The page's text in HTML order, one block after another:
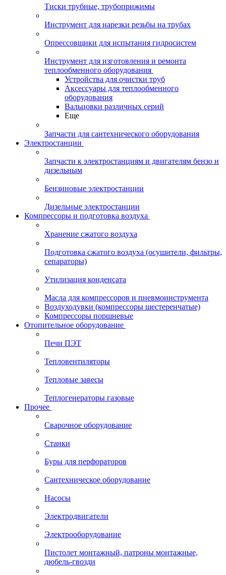
Тиски трубные, трубоприжимы
Инструмент для нарезки резьбы на трубах
Опрессовщики для испытания гидросистем
Инструмент для изготовления и ремонта
теплообменного оборудования
Устройства для очистки труб
Аксессуары для теплообменного
оборудования
Вальцовки различных серий
Еще
Запчасти для сантехнического оборудования
Электростанции
Запчасти к электростанциям и двигателям бензо и
дизельным
Бензиновые электростанции
Дизельные электростанции
Компрессоры и подготовка воздуха
Хранение сжатого воздуха
Подготовка сжатого воздуха (осушители, фильтры,
сепараторы)
Утилизация конденсата
Масла для компрессоров и пневмоинструмента
Воздуходувки (компрессоры шестеренчатые)
Компрессоры поршневые
Отопительное оборудование
Печи ПЭТ
Тепловентиляторы
Тепловые завесы
Теплогенераторы газовые
Прочее
Сварочное оборудование
Станки
Буры для перфораторов
Сантехническое оборудование
Насосы
Электродвигатели
Электрооборудование
Пистолет монтажный, патроны монтажные,
дюбель-гвозди